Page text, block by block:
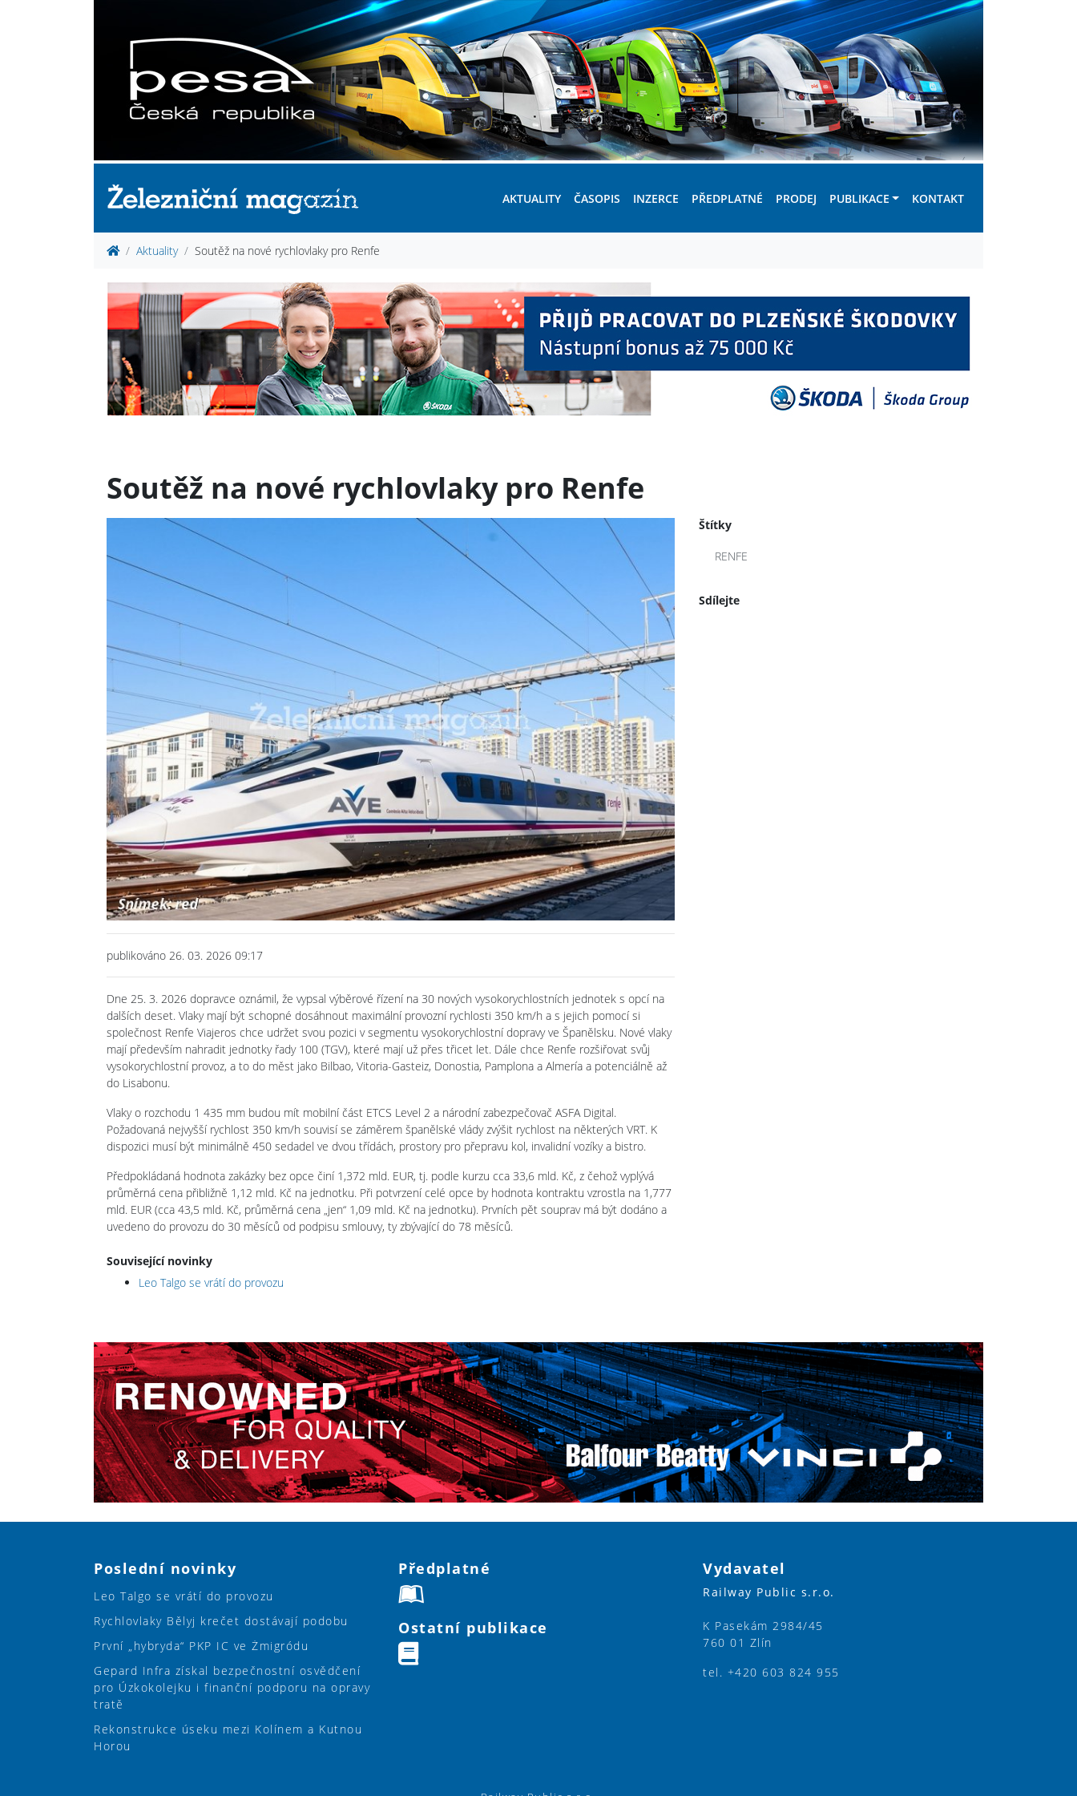
AKTUALITY ČASOPIS INZERCE PŘEDPLATNÉ PRODEJ PUBLIKACE KONTAKT
Aktuality Soutěž na nové rychlovlaky pro Renfe
Soutěž na nové rychlovlaky pro Renfe
publikováno 26. 03. 2026 09:17
Dne 25. 3. 2026 dopravce oznámil, že vypsal výběrové řízení na 30 nových vysokorychlostních jednotek s opcí na
dalších deset. Vlaky mají být schopné dosáhnout maximální provozní rychlosti 350 km/h a s jejich pomocí si
společnost Renfe Viajeros chce udržet svou pozici v segmentu vysokorychlostní dopravy ve Španělsku. Nové vlaky
mají především nahradit jednotky řady 100 (TGV), které mají už přes třicet let. Dále chce Renfe rozšiřovat svůj
vysokorychlostní provoz, a to do měst jako Bilbao, Vitoria-Gasteiz, Donostia, Pamplona a Almería a potenciálně až
do Lisabonu.
Vlaky o rozchodu 1 435 mm budou mít mobilní část ETCS Level 2 a národní zabezpečovač ASFA Digital.
Požadovaná nejvyšší rychlost 350 km/h souvisí se záměrem španělské vlády zvýšit rychlost na některých VRT. K
dispozici musí být minimálně 450 sedadel ve dvou třídách, prostory pro přepravu kol, invalidní vozíky a bistro.
Předpokládaná hodnota zakázky bez opce činí 1,372 mld. EUR, tj. podle kurzu cca 33,6 mld. Kč, z čehož vyplývá
průměrná cena přibližně 1,12 mld. Kč na jednotku. Při potvrzení celé opce by hodnota kontraktu vzrostla na 1,777
mld. EUR (cca 43,5 mld. Kč, průměrná cena „jen“ 1,09 mld. Kč na jednotku). Prvních pět souprav má být dodáno a
uvedeno do provozu do 30 měsíců od podpisu smlouvy, ty zbývající do 78 měsíců.
Související novinky
Leo Talgo se vrátí do provozu
Štítky
RENFE
Sdílejte
Poslední novinky
Leo Talgo se vrátí do provozu
Rychlovlaky Bělyj krečet dostávají podobu
První „hybryda“ PKP IC ve Żmigródu
Gepard Infra získal bezpečnostní osvědčení
pro Úzkokolejku i finanční podporu na opravy
tratě
Rekonstrukce úseku mezi Kolínem a Kutnou
Horou
Předplatné
Ostatní publikace
Vydavatel
Railway Public s.r.o.
K Pasekám 2984/45
760 01 Zlín
tel. +420 603 824 955